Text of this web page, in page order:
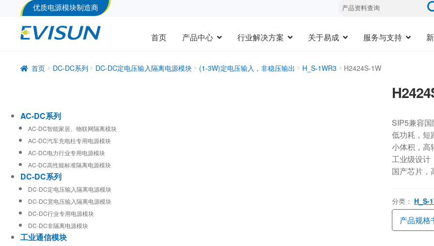
优质电源模块制造商
首页 产品中心 行业解决方案 关于易成 服务与支持
首页 DC-DC系列 DC-DC定电压输入隔离电源模块 (1-3W)定电压输入，非稳压输出 H_S-1WR3 H2424S-1W
SIP5兼容
低功耗，短
小体积，高
工业级设计
国产芯片，
分类： H_S-
产品规格
AC-DC系列
AC-DC智能家居、物联网隔离模块
AC-DC汽车充电柱专用电源模块
AC-DC电力行业专用电源模块
AC-DC高性能标准隔离电源模块
DC-DC系列
DC-DC定电压输入隔离电源模块
DC-DC宽电压输入隔离电源模块
DC-DC行业专用电源模块
DC-DC非隔离电源模块
工业通信模块